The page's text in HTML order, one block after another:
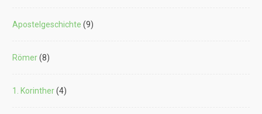
Apostelgeschichte (9)
Römer(8)
1. Korinther(4)